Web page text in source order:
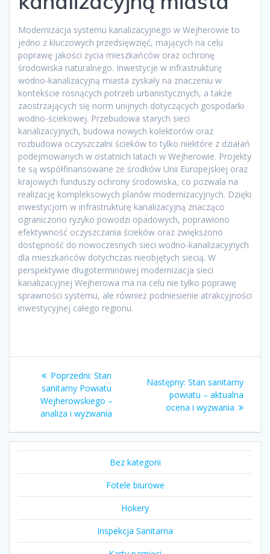
Modernizacja systemu kanalizacyjnego w Wejherowie to
jedno z kluczowych przedsięwzięć, mających na celu
poprawę jakości życia mieszkańców oraz ochronę
środowiska naturalnego. Inwestycje w infrastrukturę
wodno-kanalizacyjną miasta zyskały na znaczeniu w
kontekście rosnących potrzeb urbanistycznych, a także
zaostrzających się norm unijnych dotyczących gospodarki
wodno-ściekowej. Przebudowa starych sieci
kanalizacyjnych, budowa nowych kolektorów oraz
rozbudowa oczyszczalni ścieków to tylko niektóre z działań
podejmowanych w ostatnich latach w Wejherowie. Projekty
te są współfinansowane ze środków Unii Europejskiej oraz
krajowych funduszy ochrony środowiska, co pozwala na
realizację kompleksowych planów modernizacyjnych. Dzięki
inwestycjom w infrastrukturę kanalizacyjną znacząco
ograniczono ryzyko powodzi opadowych, poprawiono
efektywność oczyszczania ścieków oraz zwiększono
dostępność do nowoczesnych sieci wodno-kanalizacyjnych
dla mieszkańców dotychczas nieobjętych siecią. W
perspektywie długoterminowej modernizacja sieci
kanalizacyjnej Wejherowa ma na celu nie tylko poprawę
sprawności systemu, ale również podniesienie atrakcyjności
inwestycyjnej całego regionu.
Nawigacja
wpisu
Poprzedni: Poprzedni
wpis:
Stan
sanitarny Powiatu
Wejherowskiego –
analiza i wyzwania
Następny: Następny
wpis:
Stan sanitarny
powiatu – aktualna
ocena i wyzwania
Bez kategorii
Fotele biurowe
Hokery
Inspekcja Sanitarna